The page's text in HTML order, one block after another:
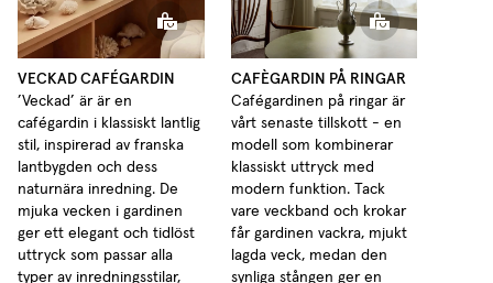
VECKAD CAFÉGARDIN
’Veckad’ är är en
cafégardin i klassiskt lantlig
stil, inspirerad av franska
lantbygden och dess
naturnära inredning. De
mjuka vecken i gardinen
ger ett elegant och tidlöst
uttryck som passar alla
typer av inredningsstilar,
CAFÈGARDIN PÅ RINGAR
Cafégardinen på ringar är
vårt senaste tillskott - en
modell som kombinerar
klassiskt uttryck med
modern funktion. Tack
vare veckband och krokar
får gardinen vackra, mjukt
lagda veck, medan den
synliga stången ger en